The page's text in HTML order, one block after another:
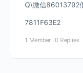
Q\微信86013792
7811F63E2
1 Member · 0 Replies